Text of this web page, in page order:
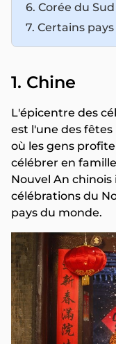
6. Corée du Sud
7. Certains
1. Chine
L'épicentre des
est l'une des
où les gens
célébrer en
Nouvel An
célébrations du
pays du monde.